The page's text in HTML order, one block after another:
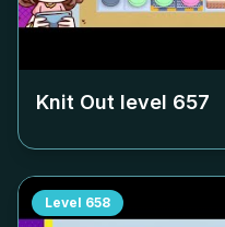
Knit Out level 657
Level 658